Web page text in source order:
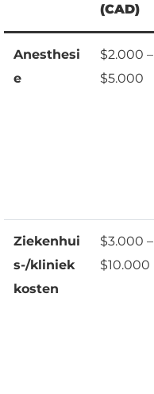
(CAD)
Anesthesi
e
$2.000 –
$5.000
Ziekenhui
s-/kliniek
kosten
$3.000 –
$10.000